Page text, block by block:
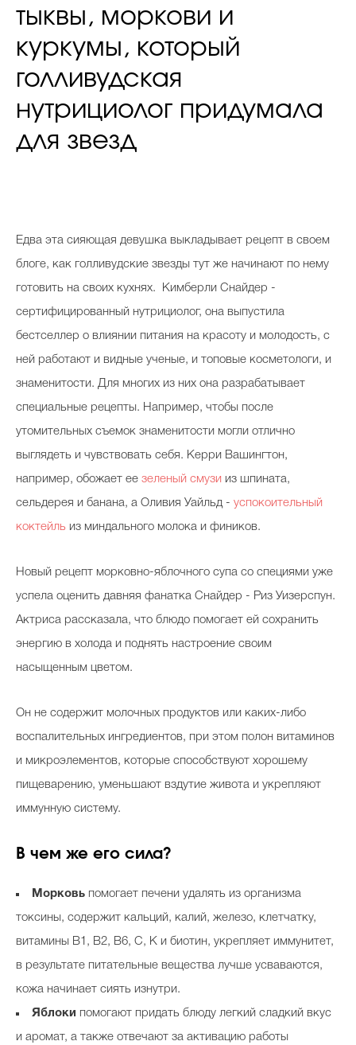
тыквы, моркови и
куркумы, который
голливудская
нутрициолог придумала
для звезд
Едва эта сияющая девушка выкладывает рецепт в своем
блоге, как голливудские звезды тут же начинают по нему
готовить на своих кухнях. Кимберли Снайдер -
сертифицированный нутрициолог, она выпустила
бестселлер о влиянии питания на красоту и молодость, с
ней работают и видные ученые, и топовые косметологи, и
знаменитости. Для многих из них она разрабатывает
специальные рецепты. Например, чтобы после
утомительных съемок знаменитости могли отлично
выглядеть и чувствовать себя. Керри Вашингтон,
например, обожает ее зеленый смузи из шпината,
сельдерея и банана, а Оливия Уайльд - успокоительный
коктейль из миндального молока и фиников.
Новый рецепт морковно-яблочного супа со специями уже
успела оценить давняя фанатка Снайдер - Риз Уизерспун.
Актриса рассказала, что блюдо помогает ей сохранить
энергию в холода и поднять настроение своим
насыщенным цветом.
Он не содержит молочных продуктов или каких-либо
воспалительных ингредиентов, при этом полон витаминов
и микроэлементов, которые способствуют хорошему
пищеварению, уменьшают вздутие живота и укрепляют
иммунную систему.
В чем же его сила?
Морковь помогает печени удалять из организма
токсины, содержит кальций, калий, железо, клетчатку,
витамины В1, В2, В6, С, К и биотин, укрепляет иммунитет,
в результате питательные вещества лучше усваваются,
кожа начинает сиять изнутри.
Яблоки помогают придать блюду легкий сладкий вкус
и аромат, а также отвечают за активацию работы